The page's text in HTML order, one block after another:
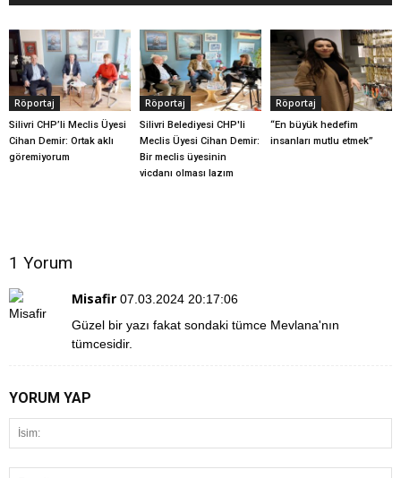
Röportaj
Silivri CHP’li Meclis Üyesi
Cihan Demir: Ortak aklı
göremiyorum
Röportaj
Silivri Belediyesi CHP'li
Meclis Üyesi Cihan Demir:
Bir meclis üyesinin
vicdanı olması lazım
Röportaj
“En büyük hedefim
insanları mutlu etmek”
1 Yorum
Misafir 07.03.2024 20:17:06
Güzel bir yazı fakat sondaki tümce Mevlana'nın
tümcesidir.
YORUM YAP